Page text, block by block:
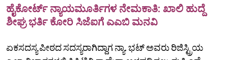
ಹೈಕೋರ್ಟ್‌ ನ್ಯಾಯಮೂರ್ತಿಗಳ ನೇಮಕಾತಿ: ಖಾಲಿ ಹುದ್ದೆ
ಶೀಘ್ರ ಭರ್ತಿ ಕೋರಿ ಸಿಜೆಐಗೆ ಎಎಬಿ ಮನವಿ
ಏಕಸದಸ್ಯ ಪೀಠದ ಸದಸ್ಯರಾಗಿದ್ದಾಗ ನ್ಯಾ. ಭಟ್ ಅವರು ರಿಜಿಸ್ಟ್ರಿಯ